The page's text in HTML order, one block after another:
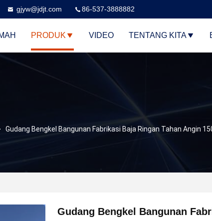
gjyw@jdjt.com 86-537-3888882
PRODUK VIDEO TENTANG KITA
Gudang Bengkel Bangunan Fabrikasi Baja Ringan Tahan Angin
Gudang Bengkel Bangunan